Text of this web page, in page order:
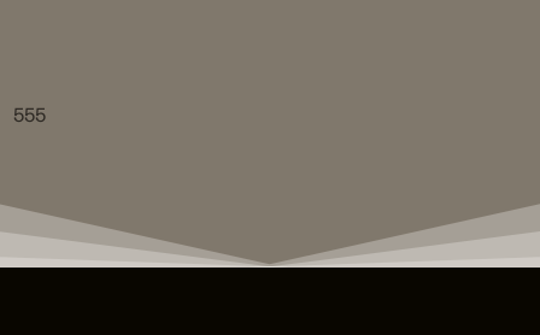
555